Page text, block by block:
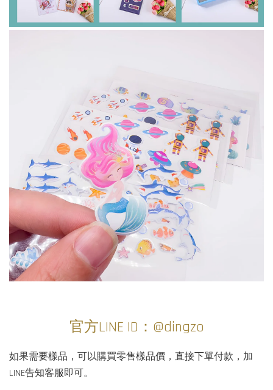
官方LINE ID：@dingzo
如果需要樣品，可以購買零售樣品價，直接下單付款，加
LINE告知客服即可。